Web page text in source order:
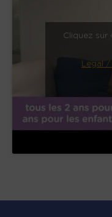
Cliquez sur
Legal